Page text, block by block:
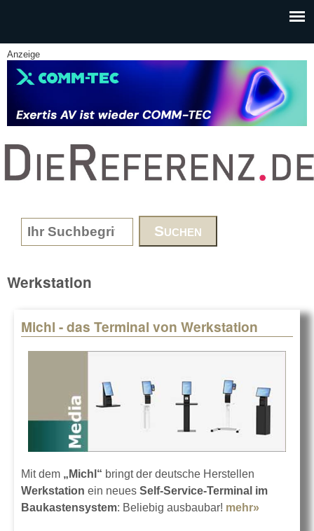
Anzeige
www.DieReferenz.de
Search form
Werkstation
Michl - das Terminal von Werkstation
Mit dem „Michl“ bringt der deutsche Herstellen
Werkstation ein neues Self-Service-Terminal im
Baukastensystem: Beliebig ausbaubar! mehr»